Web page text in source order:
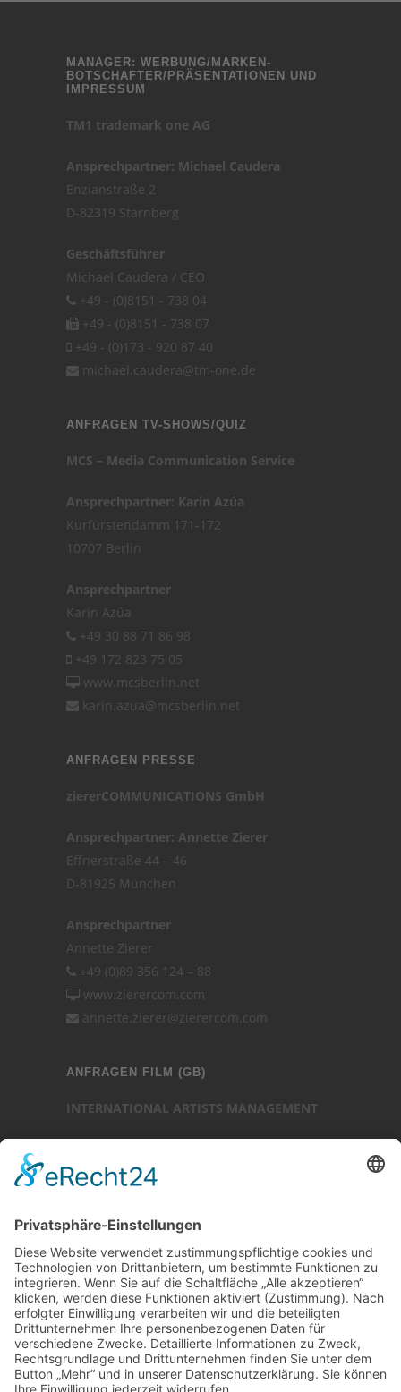
MANAGER: WERBUNG/MARKEN-
BOTSCHAFTER/PRÄSENTATIONEN UND
IMPRESSUM
TM1 trademark one AG
Ansprechpartner: Michael Caudera
Enzianstraße 2
D-82319 Starnberg
Geschäftsführer
Michael Caudera / CEO
+49 - (0)8151 - 738 04
+49 - (0)8151 - 738 07
+49 - (0)173 - 920 87 40
michael.caudera@tm-one.de
ANFRAGEN TV-SHOWS/QUIZ
MCS – Media Communication Service
Ansprechpartner: Karin Azúa
Kurfürstendamm 171-172
10707 Berlin
Ansprechpartner
Karin Azúa
+49 30 88 71 86 98
+49 172 823 75 05
www.mcsberlin.net
karin.azua@mcsberlin.net
ANFRAGEN PRESSE
ziererCOMMUNICATIONS GmbH
Ansprechpartner: Annette Zierer
Effnerstraße 44 – 46
D-81925 München
Ansprechpartner
Annette Zierer
+49 (0)89 356 124 – 88
www.zierercom.com
annette.zierer@zierercom.com
ANFRAGEN FILM (GB)
INTERNATIONAL ARTISTS MANAGEMENT
25-27 Heath Street
London NW3 6TR (GB)
Ansprechpartner
Luc Chaudhary
+44 (0)20 7794 3705
www.internationalartistsmanagement.co.uk
internationalartistsmanagement.co.uk